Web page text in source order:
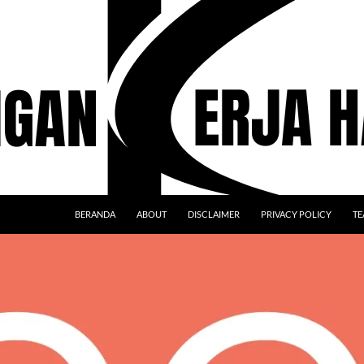
BERANDA ABOUT DISCLAIMER PRIVACY POLICY